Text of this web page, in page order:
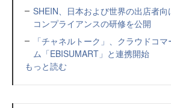
SHEIN、日本および世界の出店者
コンプライアンスの研修を公開
「チャネルトーク」、クラウドコ
ム「EBISUMART」と連携開始
もっと読む